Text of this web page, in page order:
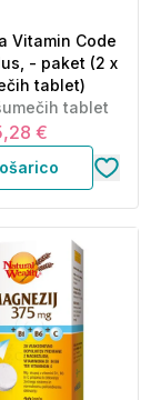
Vitamin Code
- paket (2 x
tablet)
tablet
€